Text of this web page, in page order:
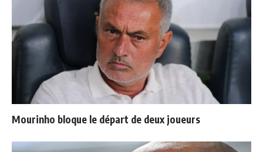
Mourinho bloque le départ de deux joueurs